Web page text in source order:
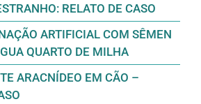
RELATO DE CASO
ARTIFICIAL COM SÊMEN
QUARTO DE MILHA
ARACNÍDEO EM CÃO –